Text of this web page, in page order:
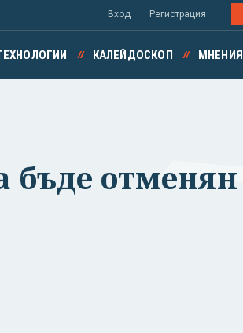
Вход Регистрация
КАЛЕЙДОСКОП МНЕНИЯ
бъде отменян